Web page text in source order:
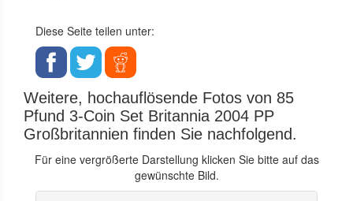
Diese Seite teilen unter:
Weitere, hochauflösende Fotos von 85
Pfund 3-Coin Set Britannia 2004 PP
Großbritannien finden Sie nachfolgend.
Für eine vergrößerte Darstellung klicken Sie bitte auf das
gewünschte Bild.